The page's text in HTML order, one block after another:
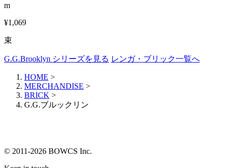
m
¥1,069
束
G.G.Brooklyn シリーズを見る レンガ・ブリック一覧へ
HOME >
MERCHANDISE >
BRICK >
G.G.ブルックリン
© 2011-2026 BOWCS Inc.